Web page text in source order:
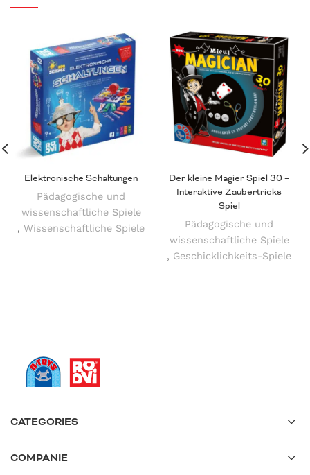
Elektronische Schaltungen
Pädagogische und
wissenschaftliche Spiele
, Wissenschaftliche Spiele
Der kleine Magier Spiel 30 –
Interaktive Zaubertricks
Spiel
Pädagogische und
wissenschaftliche Spiele
, Geschicklichkeits-Spiele
CATEGORIES
COMPANIE